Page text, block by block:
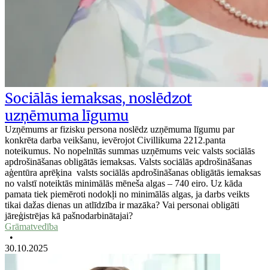
Sociālās iemaksas, noslēdzot
uzņēmuma līgumu
Uzņēmums ar fizisku persona noslēdz uzņēmuma līgumu par
konkrēta darba veikšanu, ievērojot Civillikuma 2212.panta
noteikumus. No nopelnītās summas uzņēmums veic valsts sociālās
apdrošināšanas obligātās iemaksas. Valsts sociālās apdrošināšanas
aģentūra aprēķina valsts sociālās apdrošināšanas obligātās iemaksas
no valstī noteiktās minimālās mēneša algas – 740 eiro. Uz kāda
pamata tiek piemēroti nodokļi no minimālās algas, ja darbs veikts
tikai dažas dienas un atlīdzība ir mazāka? Vai personai obligāti
jāreģistrējas kā pašnodarbinātajai?
Grāmatvedība
•
30.10.2025